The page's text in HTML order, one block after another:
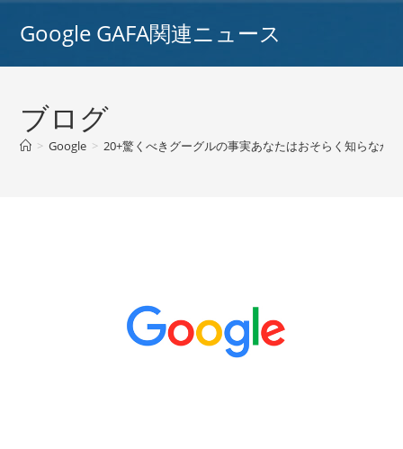
Google GAFA関連ニュース
ブログ
> Google > 20+驚くべきグーグルの事実あなたはおそらく知らなか